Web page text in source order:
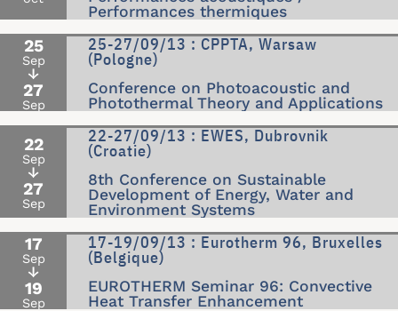
Performances thermiques
25
Sep
↓
27
Sep
25-27/09/13 : CPPTA, Warsaw
(Pologne)
Conference on Photoacoustic and
Photothermal Theory and Applications
22
Sep
↓
27
Sep
22-27/09/13 : EWES, Dubrovnik
(Croatie)
8th Conference on Sustainable
Development of Energy, Water and
Environment Systems
17
Sep
↓
19
Sep
17-19/09/13 : Eurotherm 96, Bruxelles
(Belgique)
EUROTHERM Seminar 96: Convective
Heat Transfer Enhancement